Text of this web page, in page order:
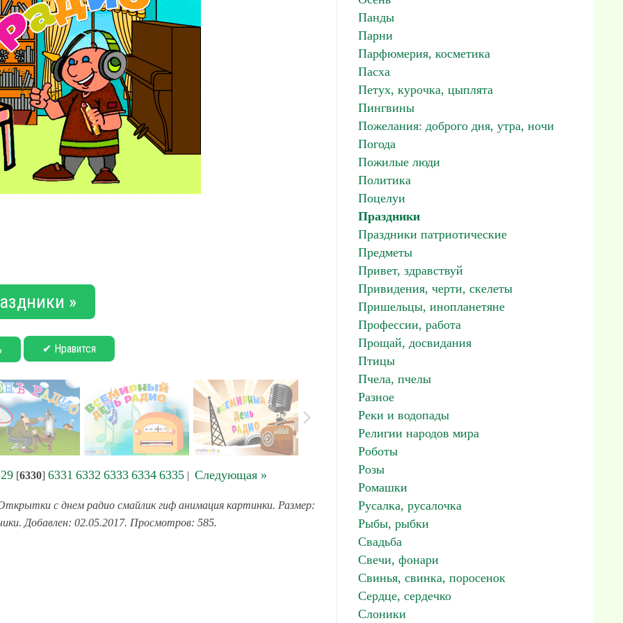
»
✔ Нравится
[6330] 6331 6332 6333 6334 6335| Следующая »
с днем радио смайлик гиф анимация картинки. Размер:
Добавлен: 02.05.2017. Просмотров: 585.
Панды
Парни
Парфюмерия, косметика
Пасха
Петух, курочка, цыплята
Пингвины
Пожелания: доброго дня, утра, ночи
Погода
Пожилые люди
Политика
Поцелуи
Праздники
Праздники патриотические
Предметы
Привет, здравствуй
Привидения, черти, скелеты
Пришельцы, инопланетяне
Профессии, работа
Прощай, досвидания
Птицы
Пчела, пчелы
Разное
Реки и водопады
Религии народов мира
Роботы
Розы
Ромашки
Русалка, русалочка
Рыбы, рыбки
Свадьба
Свечи, фонари
Свинья, свинка, поросенок
Сердце, сердечко
Слоники